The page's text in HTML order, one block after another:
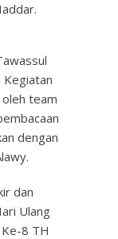
Kegiatan
team
dengan
dan
Ulang
8 TH